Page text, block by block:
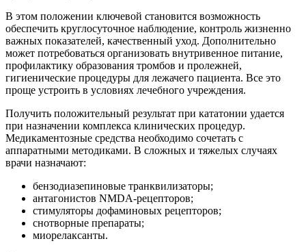
В этом положении ключевой становится возможность
обеспечить круглосуточное наблюдение, контроль жизненно
важных показателей, качественный уход. Дополнительно
может потребоваться организовать внутривенное питание,
профилактику образования тромбов и пролежней,
гигиенические процедуры для лежачего пациента. Все это
проще устроить в условиях лечебного учреждения.
Получить положительный результат при кататонии удается
при назначении комплекса клинических процедур.
Медикаментозные средства необходимо сочетать с
аппаратными методиками. В сложных и тяжелых случаях
врачи назначают:
бензодиазепиновые транквилизаторы;
антагонистов NMDA-рецепторов;
стимуляторы дофаминовых рецепторов;
снотворные препараты;
миорелаксанты.